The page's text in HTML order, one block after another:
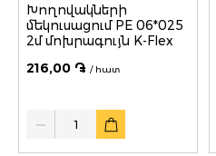
Խողովակների
մեկուսացում PE 06*025
2մ մոխրագույն K-Flex
216,00 ֏ / հատ
Quantity